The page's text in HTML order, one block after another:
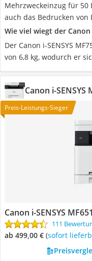
Mehrzweckeinzug für
auch das Bedrucken von
Wie viel wiegt der Canon
Der Canon i-SENSYS
von 6,8 kg, wodurch er
Canon i-SENSYS
Preis-Leistungs-Sieger
Canon i-SENSYS
111
ab 499,00 € ( Sofort